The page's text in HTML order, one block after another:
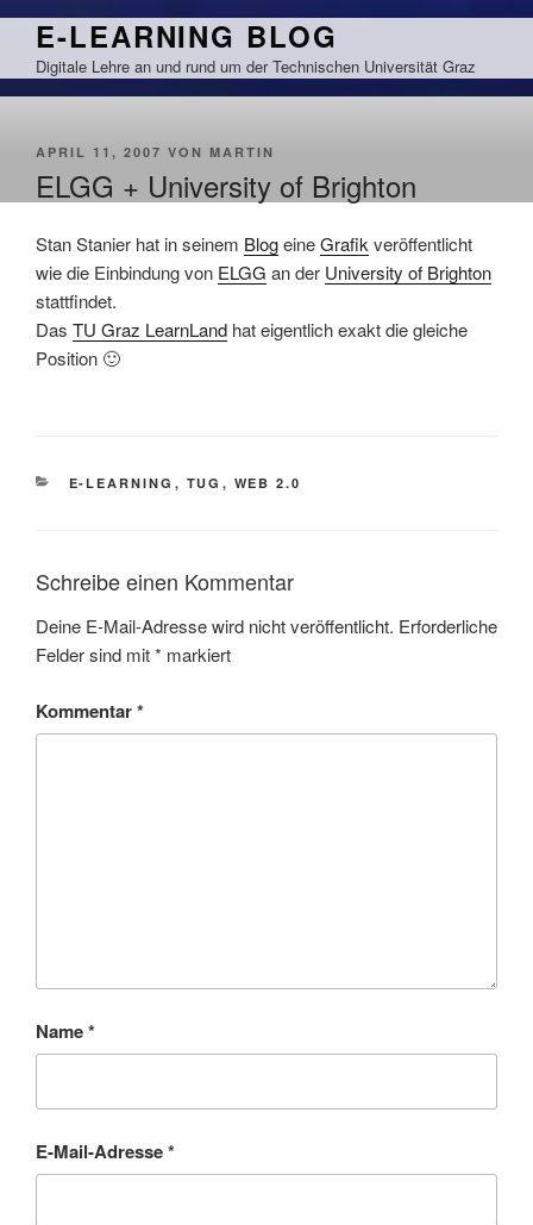
Zum
springen
E-LEARNING BLOG
Digitale Lehre an und rund um der Technischen Universität Graz
VERÖFFENTLICHT
APRIL 11, 2007 VON MARTIN
ELGG + University of Brighton
Stan Stanier hat in seinem BlogeineGrafikveröffentlicht
wie die Einbindung von ELGG an der University of Brighton
stattfindet.
Das TU Graz LearnLand hat eigentlich exakt die gleiche
Position 🙂
KATEGORIEN
E-LEARNING , TUG , WEB 2.0
Schreibe einen Kommentar
Deine E-Mail-Adresse wird nicht veröffentlicht. Erforderliche
Felder sind mit* markiert
Kommentar*
Name*
E-Mail-Adresse*